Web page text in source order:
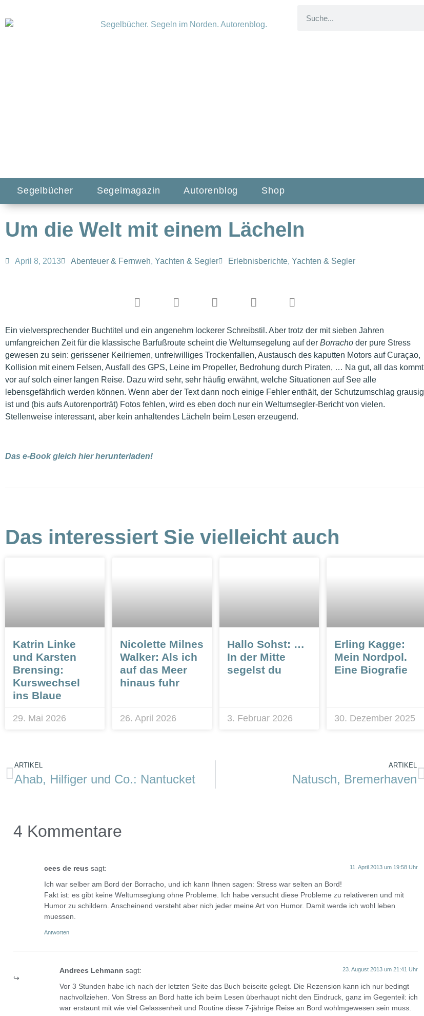
Segelbücher Segelmagazin Autorenblog Shop
Um die Welt mit einem Lächeln
April 8, 2013 Abenteuer & Fernweh, Yachten & Segler Erlebnisberichte, Yachten & Segler
Ein vielversprechender Buchtitel und ein angenehm lockerer Schreibstil. Aber trotz der mit sieben Jahren
umfangreichen Zeit für die klassische Barfußroute scheint die Weltumsegelung auf der Borracho der pure Stress
gewesen zu sein: gerissener Keilriemen, unfreiwilliges Trockenfallen, Austausch des kaputten Motors auf Curaçao,
Kollision mit einem Felsen, Ausfall des GPS, Leine im Propeller, Bedrohung durch Piraten, … Na gut, all das kommt
vor auf solch einer langen Reise. Dazu wird sehr, sehr häufig erwähnt, welche Situationen auf See alle
lebensgefährlich werden können. Wenn aber der Text dann noch einige Fehler enthält, der Schutzumschlag grausig
ist und (bis aufs Autorenporträt) Fotos fehlen, wird es eben doch nur ein Weltumsegler-Bericht von vielen.
Stellenweise interessant, aber kein anhaltendes Lächeln beim Lesen erzeugend.
Das e-Book gleich hier herunterladen!
Das interessiert Sie vielleicht auch
Katrin Linke
und Karsten
Brensing:
Kurswechsel
ins Blaue
29. Mai 2026
Nicolette Milnes
Walker: Als ich
auf das Meer
hinaus fuhr
26. April 2026
Hallo Sohst: …
In der Mitte
segelst du
3. Februar 2026
Erling Kagge:
Mein Nordpol.
Eine Biografie
30. Dezember 2025
ARTIKEL
Ahab, Hilfiger und Co.: Nantucket
ARTIKEL
Natusch, Bremerhaven
4 Kommentare
cees de reus sagt: 11. April 2013 um 19:58 Uhr
Ich war selber am Bord der Borracho, und ich kann Ihnen sagen: Stress war selten an Bord!
Fakt ist: es gibt keine Weltumseglung ohne Probleme. Ich habe versucht diese Probleme zu relativeren und mit
Humor zu schildern. Anscheinend versteht aber nich jeder meine Art von Humor. Damit werde ich wohl leben
muessen.
Antworten
Andrees Lehmann sagt: 23. August 2013 um 21:41 Uhr
Vor 3 Stunden habe ich nach der letzten Seite das Buch beiseite gelegt. Die Rezension kann ich nur bedingt
nachvollziehen. Von Stress an Bord hatte ich beim Lesen überhaupt nicht den Eindruck, ganz im Gegenteil: ich
war erstaunt mit wie viel Gelassenheit und Routine diese 7-jährige Reise an Bord wohlmgewesen sein muss.